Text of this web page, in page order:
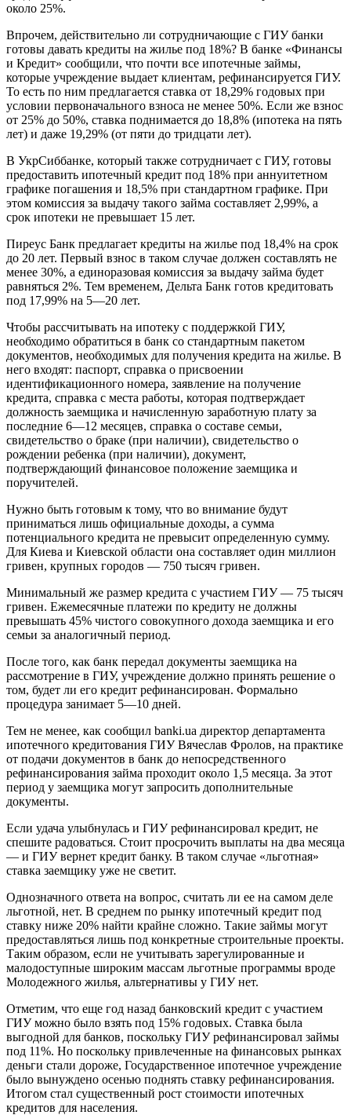
около 25%.
Впрочем, действительно ли сотрудничающие с ГИУ банки
готовы давать кредиты на жилье под 18%? В банке «Финансы
и Кредит» сообщили, что почти все ипотечные займы,
которые учреждение выдает клиентам, рефинансируется ГИУ.
То есть по ним предлагается ставка от 18,29% годовых при
условии первоначального взноса не менее 50%. Если же взнос
от 25% до 50%, ставка поднимается до 18,8% (ипотека на пять
лет) и даже 19,29% (от пяти до тридцати лет).
В УкрСиббанке, который также сотрудничает с ГИУ, готовы
предоставить ипотечный кредит под 18% при аннуитетном
графике погашения и 18,5% при стандартном графике. При
этом комиссия за выдачу такого займа составляет 2,99%, а
срок ипотеки не превышает 15 лет.
Пиреус Банк предлагает кредиты на жилье под 18,4% на срок
до 20 лет. Первый взнос в таком случае должен составлять не
менее 30%, а единоразовая комиссия за выдачу займа будет
равняться 2%. Тем временем, Дельта Банк готов кредитовать
под 17,99% на 5—20 лет.
Чтобы рассчитывать на ипотеку с поддержкой ГИУ,
необходимо обратиться в банк со стандартным пакетом
документов, необходимых для получения кредита на жилье. В
него входят: паспорт, справка о присвоении
идентификационного номера, заявление на получение
кредита, справка с места работы, которая подтверждает
должность заемщика и начисленную заработную плату за
последние 6—12 месяцев, справка о составе семьи,
свидетельство о браке (при наличии), свидетельство о
рождении ребенка (при наличии), документ,
подтверждающий финансовое положение заемщика и
поручителей.
Нужно быть готовым к тому, что во внимание будут
приниматься лишь официальные доходы, а сумма
потенциального кредита не превысит определенную сумму.
Для Киева и Киевской области она составляет один миллион
гривен, крупных городов — 750 тысяч гривен.
Минимальный же размер кредита с участием ГИУ — 75 тысяч
гривен. Ежемесячные платежи по кредиту не должны
превышать 45% чистого совокупного дохода заемщика и его
семьи за аналогичный период.
После того, как банк передал документы заемщика на
рассмотрение в ГИУ, учреждение должно принять решение о
том, будет ли его кредит рефинансирован. Формально
процедура занимает 5—10 дней.
Тем не менее, как сообщил banki.ua директор департамента
ипотечного кредитования ГИУ Вячеслав Фролов, на практике
от подачи документов в банк до непосредственного
рефинансирования займа проходит около 1,5 месяца. За этот
период у заемщика могут запросить дополнительные
документы.
Если удача улыбнулась и ГИУ рефинансировал кредит, не
спешите радоваться. Стоит просрочить выплаты на два месяца
— и ГИУ вернет кредит банку. В таком случае «льготная»
ставка заемщику уже не светит.
Однозначного ответа на вопрос, считать ли ее на самом деле
льготной, нет. В среднем по рынку ипотечный кредит под
ставку ниже 20% найти крайне сложно. Такие займы могут
предоставляться лишь под конкретные строительные проекты.
Таким образом, если не учитывать зарегулированные и
малодоступные широким массам льготные программы вроде
Молодежного жилья, альтернативы у ГИУ нет.
Отметим, что еще год назад банковский кредит с участием
ГИУ можно было взять под 15% годовых. Ставка была
выгодной для банков, поскольку ГИУ рефинансировал займы
под 11%. Но поскольку привлеченные на финансовых рынках
деньги стали дороже, Государственное ипотечное учреждение
было вынуждено осенью поднять ставку рефинансирования.
Итогом стал существенный рост стоимости ипотечных
кредитов для населения.